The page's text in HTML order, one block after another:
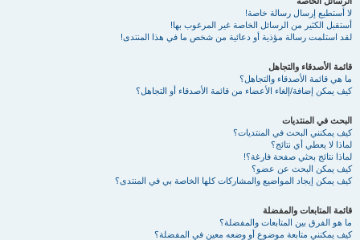
لا أستطيع إرسال رسالة خاصة!
أستقبل الكثير من الرسائل الخاصة غير المرغوب بها!
لقد استلمت رسالة مؤذية أو دعائية من شخص ما في هذا المنتدى!
قائمة الأصدقاء والتجاهل
ما هي قائمة الأصدقاء والتجاهل؟
كيف يمكن إضافة/إلغاء الأعضاء من قائمة الأصدقاء أو التجاهل؟
البحث في المنتديات
كيف يمكنني البحث في المنتديات؟
لماذا لا يعطي أي نتائج؟
لماذا نتائج بحثي صفحة فارغة؟!
كيف يمكن البحث عن عضو؟
كيف يمكن إيجاد المواضيع والمشاركات كلها الخاصة بي في المنتدى؟
قائمة المتابعات والمفضلة
ما هو الفرق بين المتابعات والمفضلة؟
كيف يمكنني متابعة موضوع أو وضعه معين في المفضلة؟